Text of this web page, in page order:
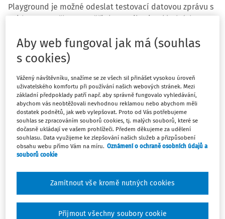
Playground je možné odeslat testovací datovou zprávu s
evidovanou tržbou a ověřit komunikaci pokladních
potvrzovací datovou zprávu, popřípadě zprávu s
uvedením zjištěné chyby.
Zpřístupněním Playground
poskytuje finanční správa
vývojářům dostatek času na vývoj,
testování, ověření funkčnosti
a zapracování případných úprav
před zahájením ostrého provozu
Připomínáme, že technická dokumentace pro vývojáře,
specifikace a další podklady potřebné pro vývoj
a testování jsou k dispozici
eet.gov.cz v sekci Dokumenty ke stažení
Aby web fungoval jak má (souhlas
s cookies)
Vážený návštěvníku, snažíme se ze všech sil přinášet vysokou úroveň
uživatelského komfortu při používání našich webových stránek. Mezi
základní předpoklady patří např. aby správně fungovalo vyhledávání,
abychom vás neobtěžovali nevhodnou reklamou nebo abychom měli
dostatek podnětů, jak web vylepšovat. Proto od Vás potřebujeme
souhlas se zpracováním souborů cookies, tj. malých souborů, které se
dočasně ukládají ve vašem prohlížeči. Předem děkujeme za udělení
souhlasu. Data využijeme ke zlepšování našich služeb a přizpůsobení
obsahu webu přímo Vám na míru. Oznámení o ochraně osobních údajů a
souborů cookie
Zamítnout vše kromě nutných cookies
Přijmout všechny soubory cookie